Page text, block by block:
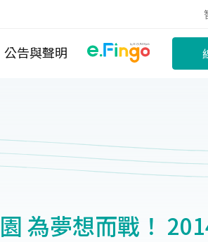
公告與聲明
為夢想而戰！